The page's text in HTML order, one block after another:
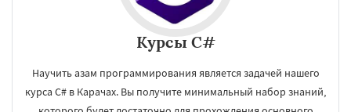
Работаем по
регионам
Курсы C#
Научить азам программирования является задачей нашего
курса C# в Карачах. Вы получите минимальный набор знаний,
УЗНАТЬ ПОДРОБНЕЕ